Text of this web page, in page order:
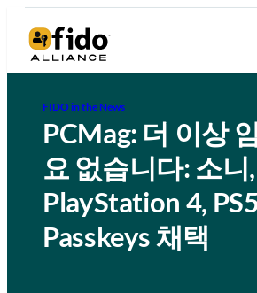
FIDO in the News
PCMag: 더 이상
요 없습니다: 소니,
PlayStation 4,
Passkeys 채택